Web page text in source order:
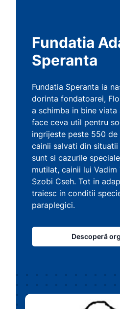
Fundatia
Speranta
Fundatia Speranta ia
dorinta fondatoarei,
a schimba in bine viata
face ceva util pentru
ingrijeste peste 550 de
cainii salvati din
sunt si cazurile
mutilat, cainii lui Vadim
Szobi Cseh. Tot in
traiesc in conditii
paraplegici.
Descoperă